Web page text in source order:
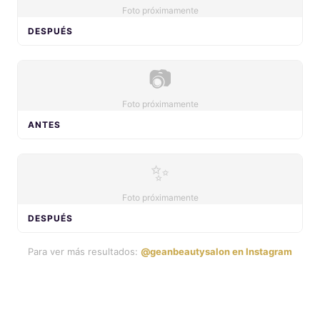
Foto próximamente
DESPUÉS
📷
Foto próximamente
ANTES
✨
Foto próximamente
DESPUÉS
Para ver más resultados: @geanbeautysalon en Instagram